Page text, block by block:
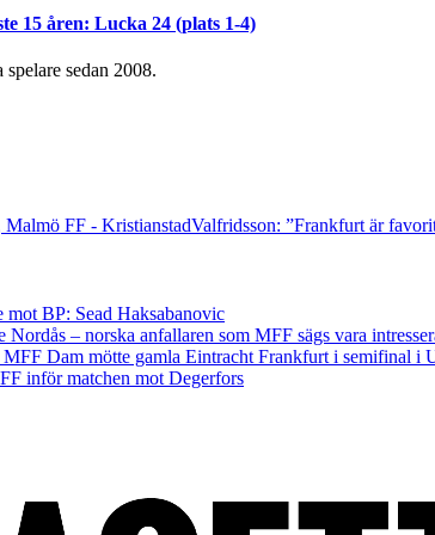
15 åren: Lucka 24 (plats 1-4)
sedan 2008.
Valfridsson: ”Frankfurt är
mot BP: Sead Haksabanovic
Nordås – norska anfallaren som MFF sägs vara
MFF Dam mötte gamla Eintracht Frankfurt i semifinal i
inför matchen mot Degerfors